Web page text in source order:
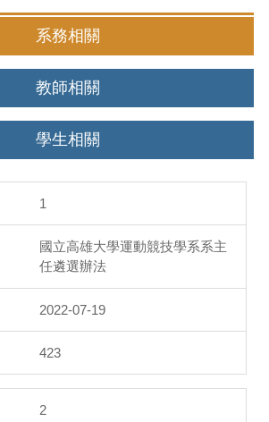
系務相關
教師相關
學生相關
1
國立高雄大學運動競技學系系主
任遴選辦法
2022-07-19
423
2